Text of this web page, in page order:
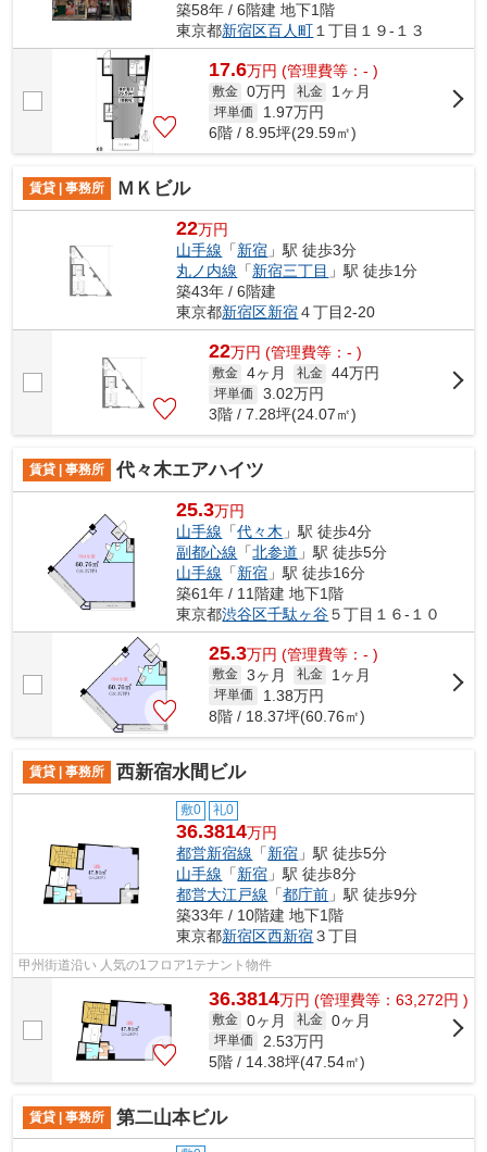
築58年 / 6階建 地下1階
東京都新宿区百人町１丁目１９-１３
17.6万円 (管理費等：- )
敷金 0万円 礼金 1ヶ月
坪単価 1.97万円
6階 / 8.95坪(29.59㎡)
賃貸 | 事務所 ＭＫビル
22万円
山手線 「新宿 」駅 徒歩3分
丸ノ内線 「新宿三丁目 」駅 徒歩1分
築43年 / 6階建
東京都新宿区新宿４丁目2-20
22万円 (管理費等：- )
敷金 4ヶ月 礼金 44万円
坪単価 3.02万円
3階 / 7.28坪(24.07㎡)
賃貸 | 事務所 代々木エアハイツ
25.3万円
山手線 「代々木 」駅 徒歩4分
副都心線 「北参道 」駅 徒歩5分
山手線 「新宿 」駅 徒歩16分
築61年 / 11階建 地下1階
東京都渋谷区千駄ヶ谷５丁目１６-１０
25.3万円 (管理費等：- )
敷金 3ヶ月 礼金 1ヶ月
坪単価 1.38万円
8階 / 18.37坪(60.76㎡)
賃貸 | 事務所 西新宿水間ビル
敷0 礼0
36.3814万円
都営新宿線 「新宿 」駅 徒歩5分
山手線 「新宿 」駅 徒歩8分
都営大江戸線 「都庁前 」駅 徒歩9分
築33年 / 10階建 地下1階
東京都新宿区西新宿３丁目
甲州街道沿い 人気の1フロア1テナント物件
36.3814万円 (管理費等：63,272円 )
敷金 0ヶ月 礼金 0ヶ月
坪単価 2.53万円
5階 / 14.38坪(47.54㎡)
賃貸 | 事務所 第二山本ビル